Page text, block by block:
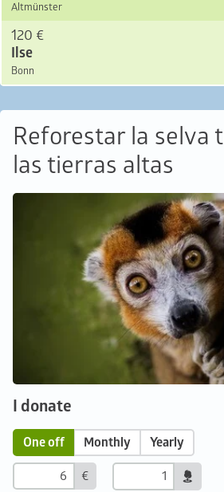
Altmünster
120 €
Ilse
Bonn
Reforestar la selva
las tierras altas
I donate
One off Monthly Yearly
€